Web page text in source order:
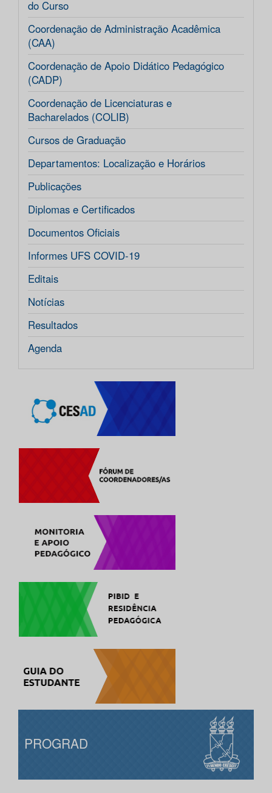
do Curso
Coordenação de Administração Acadêmica
(CAA)
Coordenação de Apoio Didático Pedagógico
(CADP)
Coordenação de Licenciaturas e
Bacharelados (COLIB)
Cursos de Graduação
Departamentos: Localização e Horários
Publicações
Diplomas e Certificados
Documentos Oficiais
Informes UFS COVID-19
Editais
Notícias
Resultados
Agenda
PROGRAD